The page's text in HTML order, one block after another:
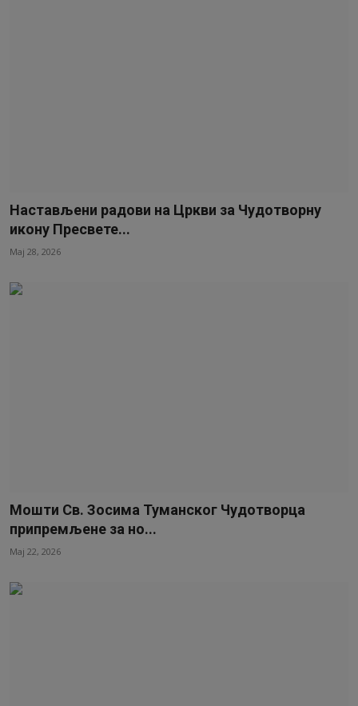
Настављени радови на Цркви за Чудотворну
икону Пресвете...
Мај 28, 2026
Мошти Св. Зосима Туманског Чудотворца
припремљене за но...
Мај 22, 2026